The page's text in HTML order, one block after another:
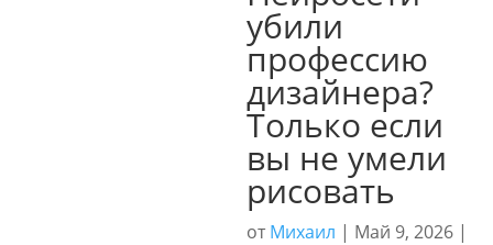
убили
профессию
дизайнера?
Только если
вы не умели
рисовать
отМихаил | Май 9, 2026 |